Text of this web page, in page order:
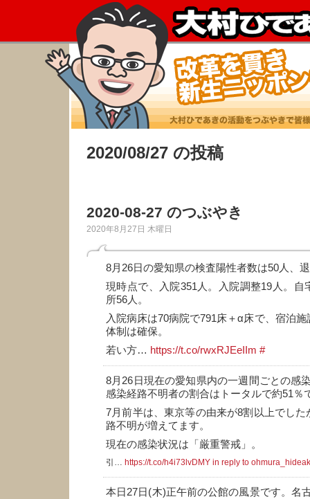
2020/08/27 の投稿
2020-08-27 のつぶやき
2020年8月27日 木曜日
8月26日の愛知県の検査陽性者数は50人、
現時点で、入院351人。入院調整19人。自
所56人。
入院病床は70病院で791床＋α床で、宿泊
体制は確保。
若い方… https://t.co/rwxRJEeIIm #
8月26日現在の愛知県内の一週間ごとの感
感染経路不明者の割合はトータルで約51％
7月前半は、東京等の由来が8割以上でし
路不明が増えてます。
現在の感染状況は「厳重警戒」。
引… https://t.co/h4i73lvDMY in reply to
本日27日(木)正午前の公館の風景です。名